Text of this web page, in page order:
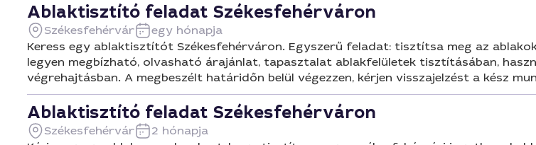
Ablaktisztító feladat Székesfehérváron
Székesfehérvár
egy hónapja
Keress egy ablaktisztítót Székesfehérváron. Egyszerű feladat: tisztítsa meg az
legyen megbízható, olvasható árajánlat, tapasztalat ablakfelületek tisztításában,
végrehajtásban. A megbeszélt határidőn belül végezzen, kérjen visszajelzést a kész
Ablaktisztító feladat Székesfehérváron
Székesfehérvár
2 hónapja